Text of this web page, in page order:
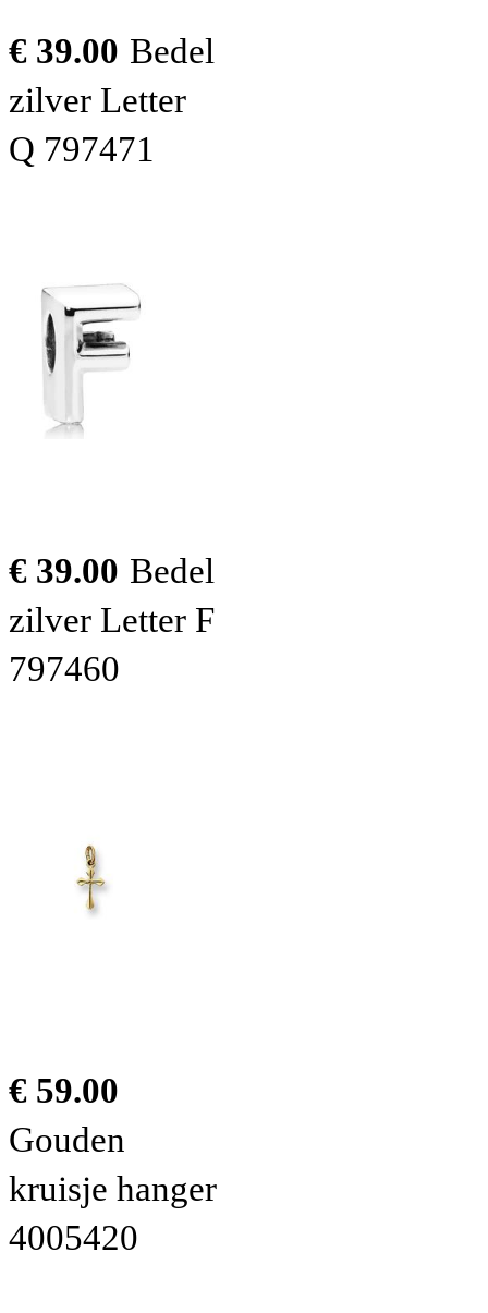
€ 39.00 Bedel
zilver Letter
Q 797471
€ 39.00 Bedel
zilver Letter F
797460
€ 59.00
Gouden
kruisje hanger
4005420